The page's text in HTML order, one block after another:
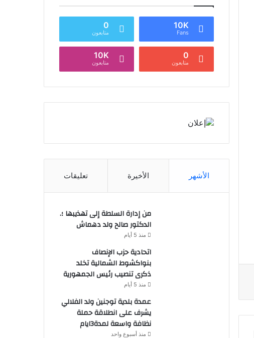
10K
Fans
0
متابعون
0
متابعون
10K
متابعون
الأشهر الأخيرة تعليقات
من إدارة السلطة إلى تهذيبها ؛.
الدكتور صالح ولد دهماش
منذ 5 أيام
اتحادية حزب الإنصاف
بنواكشوط الشمالية تخلد
ذكرى تنصيب رئيس الجمهورية
منذ 5 أيام
عمدة بلدية توجنين ولد الفلالي
يشرف على انطلاقة حملة
نظافة واسعة لمدة3ايام
منذ أسبوع واحد